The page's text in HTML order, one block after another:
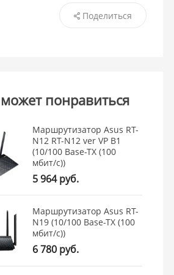
Поделиться
понравиться
Маршрутизатор Asus RT-
N12 RT-N12 ver VP B1
(10/100 Base-TX (100
мбит/с))
5 964 руб.
Маршрутизатор Asus RT-
N19 (10/100 Base-TX (100
мбит/с))
6 780 руб.